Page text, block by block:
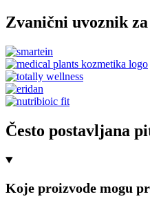
Zvanični uvoznik
Često postavljana
Koje proizvode mogu